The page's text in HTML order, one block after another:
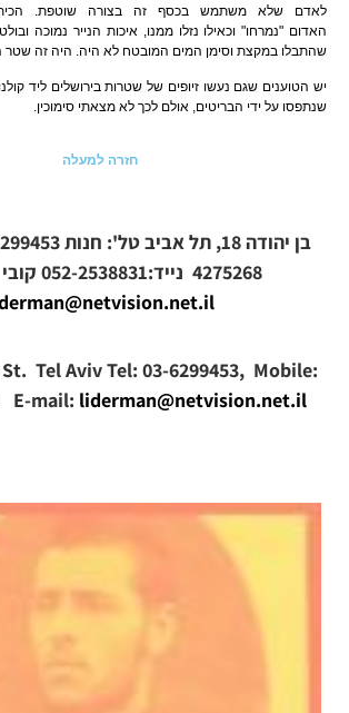
לאדם שלא משתמש בכסף זה בצורה שוטפת.
האדום "נמרחו" וכאילו נזלו ממנו, איכות הנייר נמוכה
שהתבלו במקצת וסימן המים המובטח לא היה. היה זה שטר
יש הטוענים שגם נעשו זיופים של שטרות בירושלים ליד
שנתפסו על ידי הבריטים, אולם לכך לא מצאתי סימוכין.
חזרה למעלה
4275268 נייד:052-2538831
קובי
St. Tel Aviv Tel: 03-6299453, Mobile:
E-mail: liderman@netvision.net.il